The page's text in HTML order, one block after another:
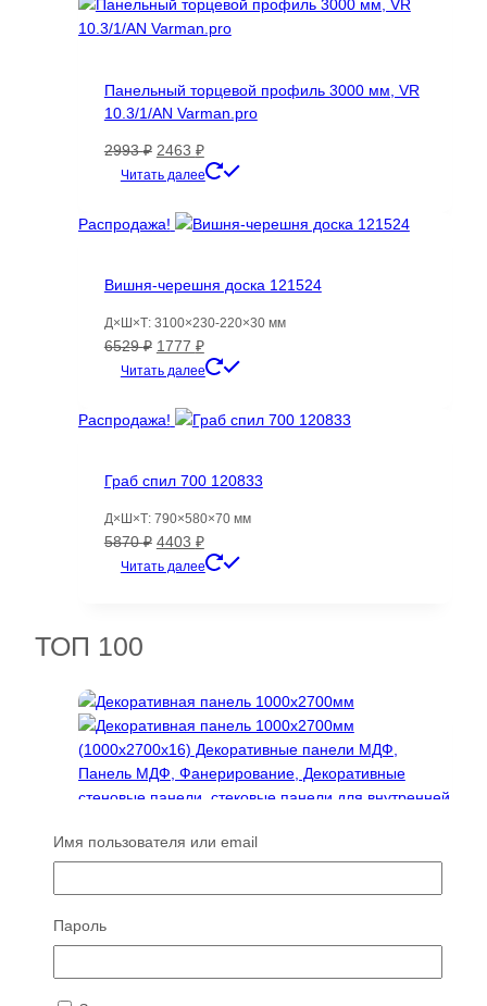
Панельный торцевой профиль 3000 мм, VR
10.3/1/AN Varman.pro
2993₽ Первоначальная
цена
2993 ₽.
2463 ₽Текущая
цена:
Читать далее
имеет
Опции
можно
товара.
Распродажа!
Вишня-черешня доска 121524
Д×Ш×Т: 3100×230-220×30 мм
6529₽ Первоначальная
цена
6529 ₽.
1777 ₽Текущая
цена:
Читать далее
Распродажа!
Граб спил 700 120833
Д×Ш×Т: 790×580×70 мм
5870₽ Первоначальная
цена
4403 ₽Текущая
цена:
Читать далее
ТОП 100
Имя пользователя или email
Пароль